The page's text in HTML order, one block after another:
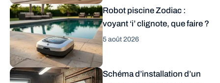
Robot piscine Zodiac :
voyant ‘i’ clignote, que faire ?
5 août 2026
Schéma d’installation d’un